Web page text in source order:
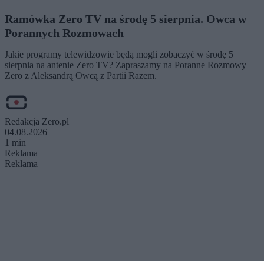
Ramówka Zero TV na środę 5 sierpnia. Owca w
Porannych Rozmowach
Jakie programy telewidzowie będą mogli zobaczyć w środę 5
sierpnia na antenie Zero TV? Zapraszamy na Poranne Rozmowy
Zero z Aleksandrą Owcą z Partii Razem.
Redakcja Zero.pl
04.08.2026
1 min
Reklama
Reklama